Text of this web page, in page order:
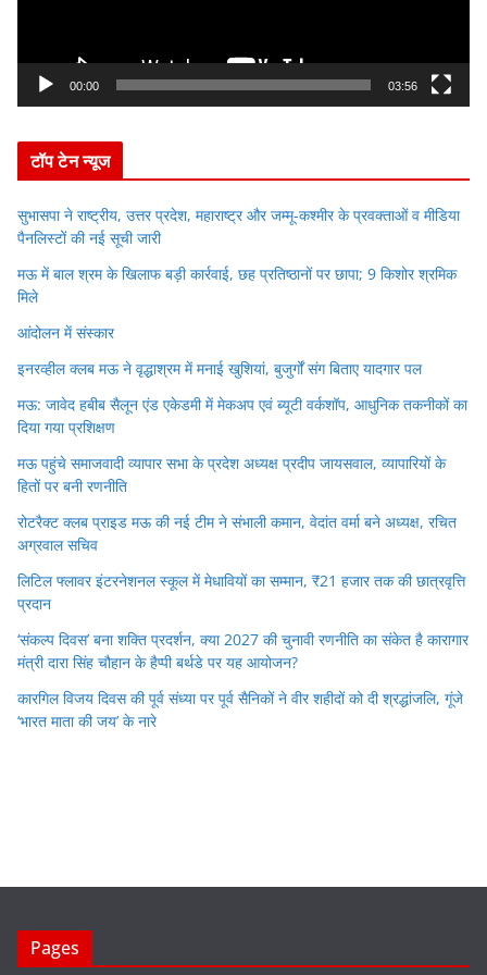
e
r
00:00 03:56
टॉप टेन न्यूज
सुभासपा ने राष्ट्रीय, उत्तर प्रदेश, महाराष्ट्र और जम्मू-कश्मीर के प्रवक्ताओं व मीडिया
पैनलिस्टों की नई सूची जारी
मऊ में बाल श्रम के खिलाफ बड़ी कार्रवाई, छह प्रतिष्ठानों पर छापा; 9 किशोर श्रमिक
मिले
आंदोलन में संस्कार
इनरव्हील क्लब मऊ ने वृद्धाश्रम में मनाई खुशियां, बुजुर्गों संग बिताए यादगार पल
मऊ: जावेद हबीब सैलून एंड एकेडमी में मेकअप एवं ब्यूटी वर्कशॉप, आधुनिक तकनीकों का
दिया गया प्रशिक्षण
मऊ पहुंचे समाजवादी व्यापार सभा के प्रदेश अध्यक्ष प्रदीप जायसवाल, व्यापारियों के
हितों पर बनी रणनीति
रोटरैक्ट क्लब प्राइड मऊ की नई टीम ने संभाली कमान, वेदांत वर्मा बने अध्यक्ष, रचित
अग्रवाल सचिव
लिटिल फ्लावर इंटरनेशनल स्कूल में मेधावियों का सम्मान, ₹21 हजार तक की छात्रवृत्ति
प्रदान
‘संकल्प दिवस’ बना शक्ति प्रदर्शन, क्या 2027 की चुनावी रणनीति का संकेत है कारागार
मंत्री दारा सिंह चौहान के हैप्पी बर्थडे पर यह आयोजन?
कारगिल विजय दिवस की पूर्व संध्या पर पूर्व सैनिकों ने वीर शहीदों को दी श्रद्धांजलि, गूंजे
‘भारत माता की जय’ के नारे
Pages